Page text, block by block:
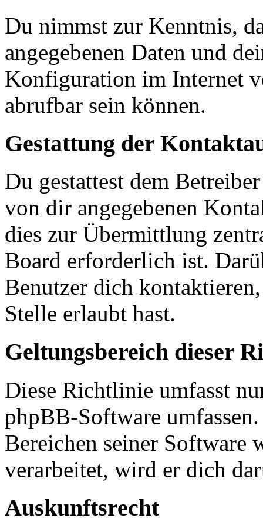
Du nimmst zur Kenntnis,
angegebenen Daten und
Konfiguration im Internet
abrufbar sein können.
Gestattung der
Du gestattest dem
von dir angegebenen
dies zur Übermittlung
Board erforderlich ist.
Benutzer dich
Stelle erlaubt hast.
Geltungsbereich dieser
Diese Richtlinie umfasst
phpBB-Software
Bereichen seiner Software
verarbeitet, wird er dich
Auskunftsrecht